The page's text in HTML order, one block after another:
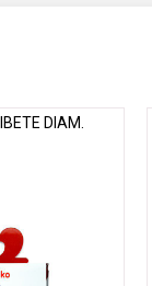
DIAM.